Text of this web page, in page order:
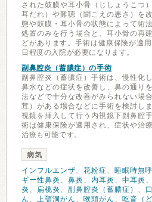
された鼓膜や耳小骨（じしょうこつ
耳だれ）や難聴（聞こえの悪さ）を
態や鼓膜・耳小骨の状態によって術
処置のみを行う場合と、耳小骨の再
どがあります。手術は健康保険が適
日程度の入院が必要になります。
副鼻腔炎（蓄膿症）の手術
副鼻腔炎（蓄膿症）手術は、慢性化
鼻水などの症状を改善し、鼻の通り
法などで十分な改善がみられない場
茸）がある場合などに手術を検討し
視鏡を挿入して行う内視鏡下副鼻腔
術は健康保険が適用され、症状や治
治療も可能です。
病気
インフルエンザ、 花粉症、 睡眠時無
ギー性鼻炎 、 鼻炎 、 内耳炎 、 中耳炎 、
炎 、 扁桃炎 、 副鼻腔炎（蓄膿症） 、
ん 、 上顎洞がん 、 喉頭がん 、 吃音（